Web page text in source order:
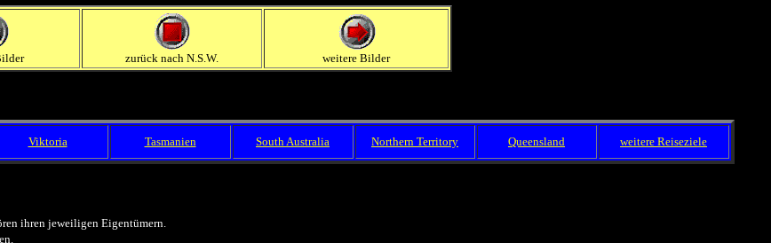
zurück nach N.S.W. weitere Bilder
Viktoria Tasmanien South Australia Northern Territory Queensland weitere Reiseziele
ihren jeweiligen Eigentümern.